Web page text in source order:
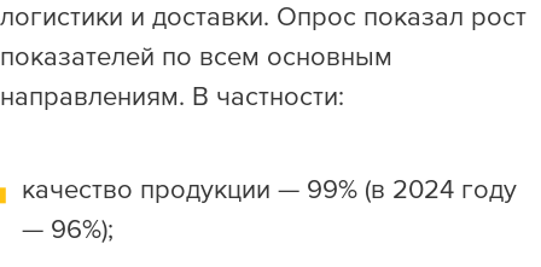
логистики и доставки. Опрос показал рост
показателей по всем основным
направлениям. В частности:
качество продукции — 99% (в 2024 году
— 96%);